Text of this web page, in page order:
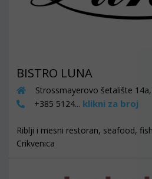
BISTRO LUNA
Strossmayerovo šetalište
+385 5124... klikni za broj
Riblji i mesni restoran, seafood,
Crikvenica